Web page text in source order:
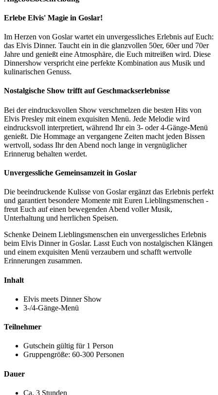
Erlebe Elvis' Magie in Goslar!
Im Herzen von Goslar wartet ein unvergessliches Erlebnis auf Euch:
das Elvis Dinner. Taucht ein in die glanzvollen 50er, 60er und 70er
Jahre und genießt eine Atmosphäre, die Euch mitreißen wird. Diese
Dinnershow verspricht eine perfekte Kombination aus Musik und
kulinarischen Genuss.
Nostalgische Show trifft auf Geschmackserlebnisse
Bei der eindrucksvollen Show verschmelzen die besten Hits von
Elvis Presley mit einem exquisiten Menü. Jede Melodie wird
eindrucksvoll interpretiert, während Ihr ein 3- oder 4-Gänge-Menü
genießt. Die Hommage an vergangene Zeiten macht jeden Bissen
wertvoll, sodass Ihr den Abend noch lange in vergnüglicher
Erinnerug behalten werdet.
Unvergessliche Gemeinsamzeit in Goslar
Die beeindruckende Kulisse von Goslar ergänzt das Erlebnis perfekt
und garantiert besondere Momente mit Euren Lieblingsmenschen -
freut Euch auf einen bewegenden Abend voller Musik,
Unterhaltung und herrlichen Speisen.
Schenke Deinem Lieblingsmenschen ein unvergessliches Erlebnis
beim Elvis Dinner in Goslar. Lasst Euch von nostalgischen Klängen
und einem exquisiten Menü verzaubern und schafft wertvolle
Erinnerungen zusammen.
Inhalt
Elvis meets Dinner Show
3-/4-Gänge-Menü
Teilnehmer
Gutschein gültig für 1 Person
Gruppengröße: 60-300 Personen
Dauer
Ca. 3 Stunden